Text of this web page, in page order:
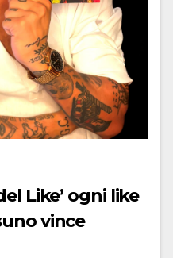
Like’ ogni like
vince